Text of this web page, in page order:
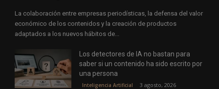
La colaboración entre empresas periodísticas, la defensa del valor
económico de los contenidos y la creación de productos
adaptados a los nuevos hábitos de...
Los detectores de IA no bastan para
saber si un contenido ha sido escrito por
una persona
Inteligencia Artificial 3 agosto, 2026